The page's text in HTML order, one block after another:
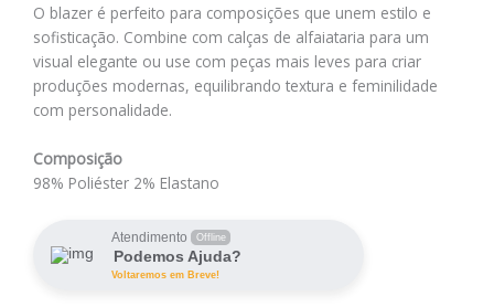
O blazer é perfeito para composições que unem estilo e
sofisticação. Combine com calças de alfaiataria para um
visual elegante ou use com peças mais leves para criar
produções modernas, equilibrando textura e feminilidade
com personalidade.
Composição
98% Poliéster 2% Elastano
Atendimento Offline
Podemos Ajuda?
Voltaremos em Breve!